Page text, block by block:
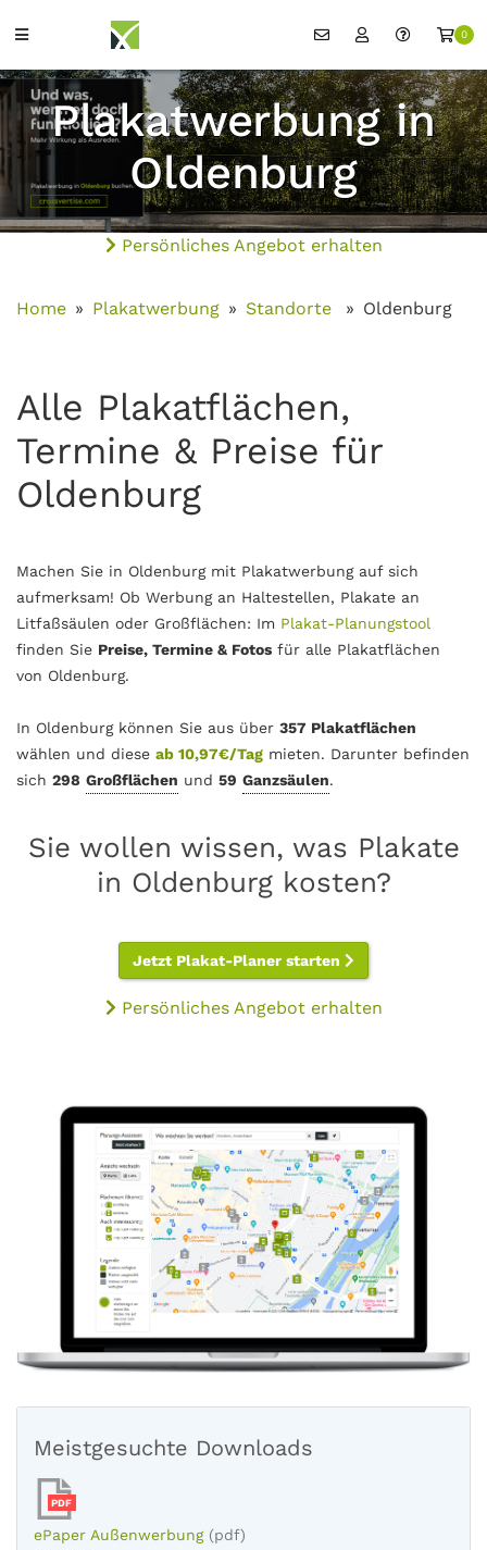
0
Plakatwerbung in
Oldenburg
Persönliches Angebot erhalten
Home Plakatwerbung Standorte Oldenburg
Alle Plakatflächen,
Termine & Preise für
Oldenburg
Machen Sie in Oldenburg mit Plakatwerbung auf sich
aufmerksam! Ob Werbung an Haltestellen, Plakate an
Litfaßsäulen oder Großflächen: Im Plakat-Planungstool
finden Sie Preise, Termine & Fotos für alle Plakatflächen
von Oldenburg.
In Oldenburg können Sie aus über 357 Plakatflächen
wählen und diese ab 10,97€/Tag mieten. Darunter befinden
sich 298 Großflächen und 59 Ganzsäulen.
Sie wollen wissen, was Plakate
in Oldenburg kosten?
Jetzt Plakat-Planer starten
Persönliches Angebot erhalten
Meistgesuchte Downloads
PDF
ePaper Außenwerbung (pdf)